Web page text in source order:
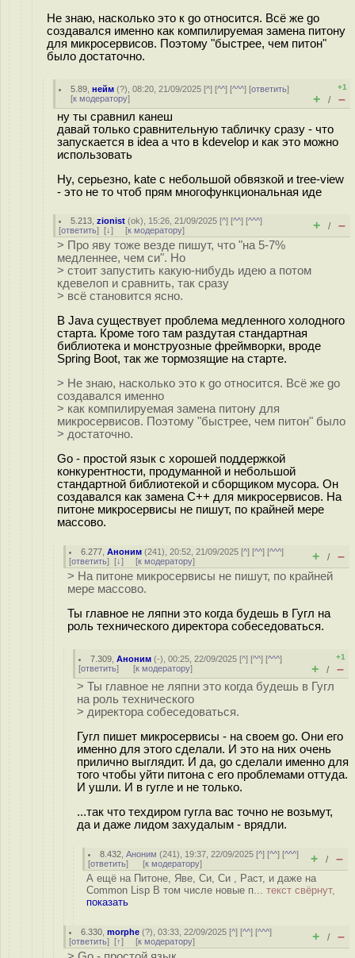
Не знаю, насколько это к go относится. Всё же go
создавался именно как компилируемая замена питону
для микросервисов. Поэтому "быстрее, чем питон"
было достаточно.
5.89 ,нейм (?), 08:20, 21/09/2025 [^] [^^] [^^^] [ответить]
[к модератору]
+1
+ / –
ну ты сравнил канеш
давай только сравнительную табличку сразу - что
запускается в idea а что в kdevelop и как это можно
использовать
Ну, серьезно, kate с небольшой обвязкой и tree-view
- это не то чтоб прям многофункциональная иде
5.213 ,zionist (ok), 15:26, 21/09/2025 [^] [^^] [^^^]
[ответить] [↓] [к модератору] + / –
> Про яву тоже везде пишут, что "на 5-7%
медленнее, чем си". Но
> стоит запустить какую-нибудь идею а потом
кдевелоп и сравнить, так сразу
> всё становится ясно.
В Java существует проблема медленного холодного
старта. Кроме того там раздутая стандартная
библиотека и монструозные фреймворки, вроде
Spring Boot, так же тормозящие на старте.
> Не знаю, насколько это к go относится. Всё же go
создавался именно
> как компилируемая замена питону для
микросервисов. Поэтому "быстрее, чем питон" было
> достаточно.
Go - простой язык с хорошей поддержкой
конкурентности, продуманной и небольшой
стандартной библиотекой и сборщиком мусора. Он
создавался как замена C++ для микросервисов. На
питоне микросервисы не пишут, по крайней мере
массово.
6.277 ,Аноним (241), 20:52, 21/09/2025 [^] [^^] [^^^]
[ответить] [↓] [к модератору] + / –
> На питоне микросервисы не пишут, по крайней
мере массово.
Ты главное не ляпни это когда будешь в Гугл на
роль технического директора собеседоваться.
7.309 ,Аноним (-), 00:25, 22/09/2025 [^] [^^] [^^^]
[ответить] [к модератору]
+1
+ / –
> Ты главное не ляпни это когда будешь в Гугл
на роль технического
> директора собеседоваться.
Гугл пишет микросервисы - на своем go. Они его
именно для этого сделали. И это на них очень
прилично выглядит. И да, go сделали именно для
того чтобы уйти питона с его проблемами оттуда.
И ушли. И в гугле и не только.
...так что техдиром гугла вас точно не возьмут,
да и даже лидом захудалым - врядли.
8.432 ,Аноним (241), 19:37, 22/09/2025 [^] [^^] [^^^]
[ответить] [к модератору] + / –
А ещё на Питоне, Яве, Си, Си , Раст, и даже на
Common Lisp В том числе новые п... текст свёрнут,
показать
6.330 ,morphe (?), 03:33, 22/09/2025 [^] [^^] [^^^]
[ответить] [↑] [к модератору] + / –